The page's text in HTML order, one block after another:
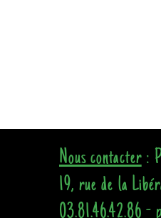
Nous contacter:
19, rue de la
03.81.46.42.86 -